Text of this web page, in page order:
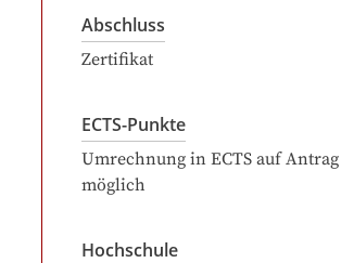
Abschluss
Zertifikat
ECTS-Punkte
Umrechnung in ECTS auf Antrag
möglich
Hochschule